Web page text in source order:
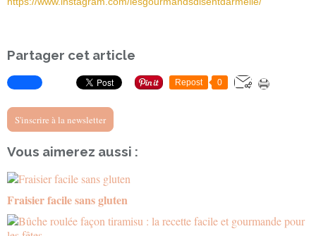
Partager cet article
Repost 0
S'inscrire à la newsletter
Vous aimerez aussi :
Fraisier facile sans gluten